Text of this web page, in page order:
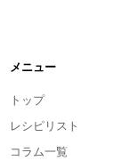
メニュー
トップ
レシピリスト
コラム一覧